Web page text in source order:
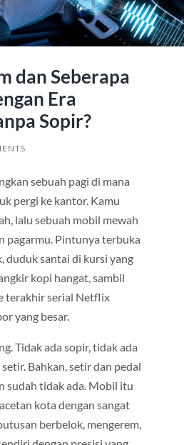
dan Seberapa
Era
Sopir?
sebuah pagi di mana
pergi ke kantor. Kamu
lalu sebuah mobil mewah
pagarmu. Pintunya terbuka
duduk santai di kursi yang
kopi hangat, sambil
terakhir serial Netflix
yang besar.
Tidak ada sopir, tidak ada
Bahkan, setir dan pedal
sudah tidak ada. Mobil itu
kota dengan sangat
berbelok, mengerem,